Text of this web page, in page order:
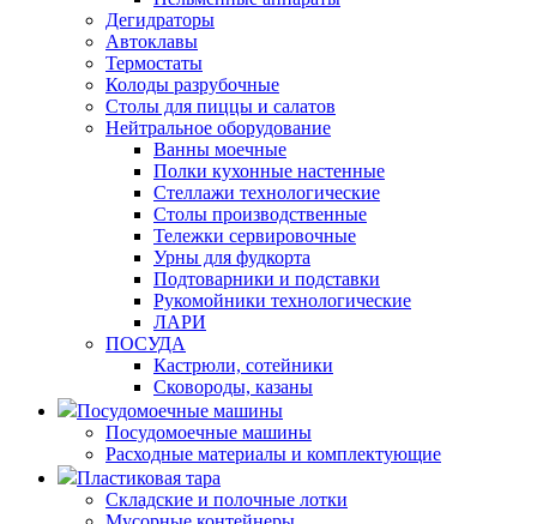
Дегидраторы
Автоклавы
Термостаты
Колоды разрубочные
Столы для пиццы и салатов
Нейтральное оборудование
Ванны моечные
Полки кухонные настенные
Стеллажи технологические
Столы производственные
Тележки сервировочные
Урны для фудкорта
Подтоварники и подставки
Рукомойники технологические
ЛАРИ
ПОСУДА
Кастрюли, сотейники
Сковороды, казаны
Посудомоечные машины
Посудомоечные машины
Расходные материалы и комплектующие
Пластиковая тара
Складские и полочные лотки